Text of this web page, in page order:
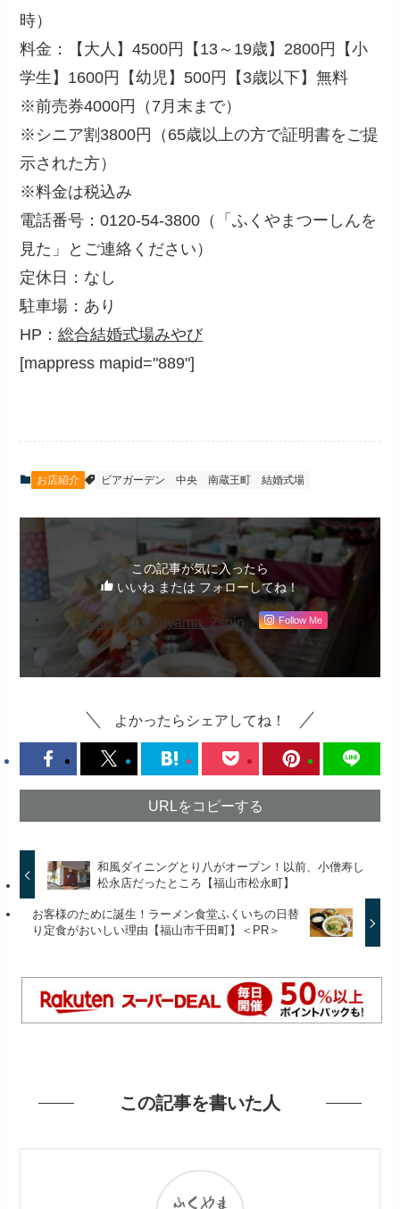
時）
料金：【大人】4500円【13～19歳】2800円【小
学生】1600円【幼児】500円【3歳以下】無料
※前売券4000円（7月末まで）
※シニア割3800円（65歳以上の方で証明書をご提
示された方）
※料金は税込み
電話番号：0120-54-3800（「ふくやまつーしんを
見た」とご連絡ください）
定休日：なし
駐車場：あり
HP：総合結婚式場みやび
[mappress mapid="889"]
お店紹介 ビアガーデン 中央 南蔵王町 結婚式場
この記事が気に入ったら
いいね または フォローしてね！
Follow @fukuyama_2shin Follow Me
よかったらシェアしてね！
URLをコピーする
和風ダイニングとり八がオープン！以前、小僧寿し
松永店だったところ【福山市松永町】
お客様のために誕生！ラーメン食堂ふくいちの日替
り定食がおいしい理由【福山市千田町】＜PR＞
この記事を書いた人